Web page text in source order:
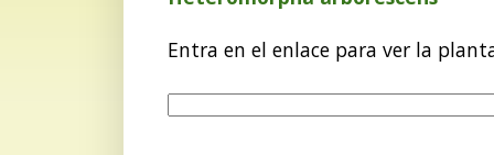
Entra en el enlace para ver la